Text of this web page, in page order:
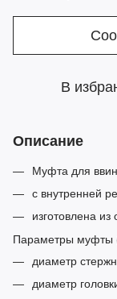
В
Описание
Муфта для
с внутренней
изготовлена из
Параметры муфты
диаметр
диаметр